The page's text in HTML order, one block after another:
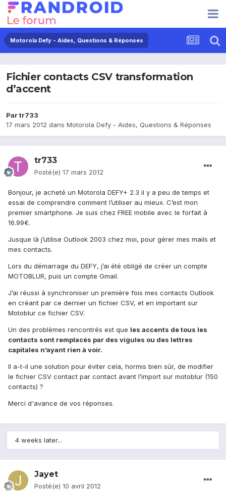
Motorola Defy - Aides, Questions & Réponses
Fichier contacts CSV transformation
d’accent
Partr733
17 mars 2012 dans Motorola Defy - Aides, Questions & Réponses
tr733
Posté(e) 17 mars 2012
Bonjour, je acheté un Motorola DEFY+ 2.3 il y a peu de temps et
essai de comprendre comment l’utiliser au mieux. C’est mon
premier smartphone. Je suis chez FREE mobile avec le forfait à
16.99€.
Jusque là j’utilise Outlook 2003 chez moi, pour gérer mes mails et
mes contacts.
Lors du démarrage du DEFY, j’ai été obligé de créer un compte
MOTOBLUR, puis un compte Gmail.
J’ai réussi à synchroniser un première fois mes contacts Outlook
en créant par ce dernier un fichier CSV, et en important sur
Motoblur ce fichier CSV.
Un des problèmes rencontrés est que les accents de tous les
contacts sont remplacés par des vigules ou des lettres
capitales n’ayant rien à voir.
Il a-t-il une solution pour éviter cela, hormis bien sûr, de modifier
le fichier CSV contact par contact avant l’import sur motoblur (150
contacts) ?
Merci d'avance de vos réponses.
4 weeks later...
Jayet
Posté(e) 10 avril 2012